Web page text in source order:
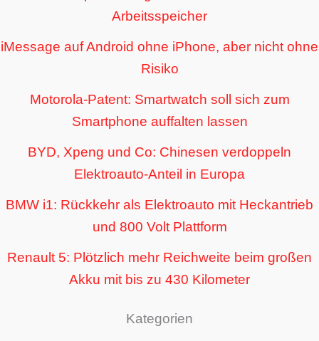
Arbeitsspeicher
iMessage auf Android ohne iPhone, aber nicht ohne
Risiko
Motorola-Patent: Smartwatch soll sich zum
Smartphone auffalten lassen
BYD, Xpeng und Co: Chinesen verdoppeln
Elektroauto-Anteil in Europa
BMW i1: Rückkehr als Elektroauto mit Heckantrieb
und 800 Volt Plattform
Renault 5: Plötzlich mehr Reichweite beim großen
Akku mit bis zu 430 Kilometer
Kategorien